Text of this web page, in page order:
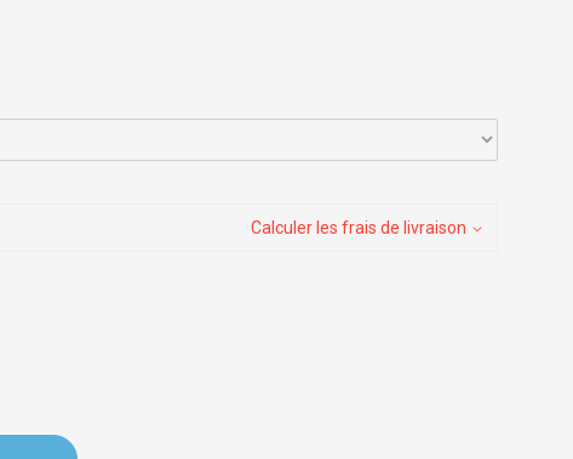
Calculer les frais de livraison